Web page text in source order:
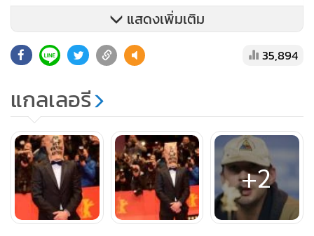
ในระยะหลัง ไชอา ลาบัฟฟ์ ยังก่อปัญหาทะเลาะวิวาทขึ้นบ่อย
ครั้ง และมีพฤติกรรมแปลกๆ ให้เห็นอยู่เป็นประจำ โดยเฉพาะ
แสดงเพิ่มเติม
35,894
แกลเลอรี
+2